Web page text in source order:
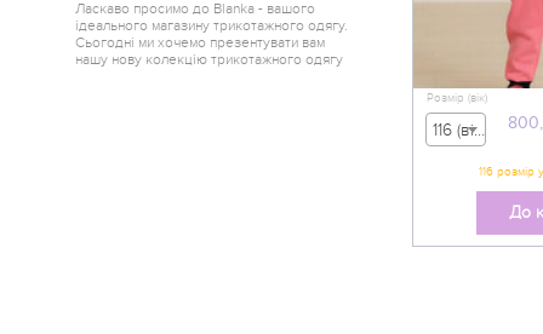
Ласкаво просимо до Blanka - вашого
ідеального магазину трикотажного одягу.
Сьогодні ми хочемо презентувати вам
нашу нову колекцію трикотажного одягу
Розмір (вік)
116 (вік 5-6 р) - 800,00 грн
До